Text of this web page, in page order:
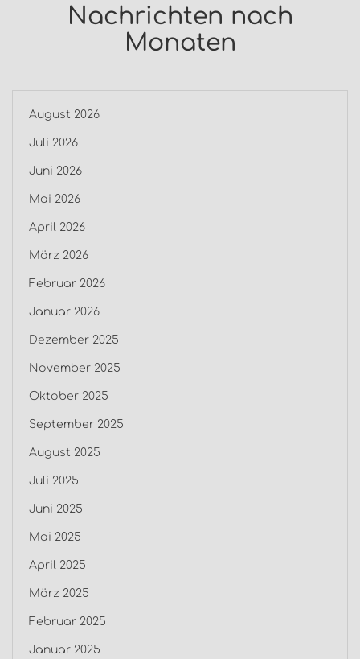
Nachrichten nach
Monaten
August 2026
Juli 2026
Juni 2026
Mai 2026
April 2026
März 2026
Februar 2026
Januar 2026
Dezember 2025
November 2025
Oktober 2025
September 2025
August 2025
Juli 2025
Juni 2025
Mai 2025
April 2025
März 2025
Februar 2025
Januar 2025